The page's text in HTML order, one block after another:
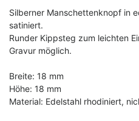
Silberner Manschettenknopf in
satiniert.
Runder Kippsteg zum leichten
Gravur möglich.
Breite: 18 mm
Höhe: 18 mm
Material: Edelstahl rhodiniert,